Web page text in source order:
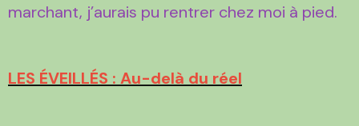
marchant, j’aurais pu rentrer chez moi à pied.
LES ÉVEILLÉS : Au-delà du réel